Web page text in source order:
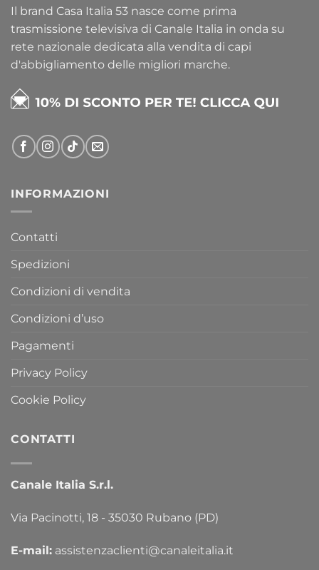
Il brand Casa Italia 53 nasce come prima
trasmissione televisiva di Canale Italia in onda su
rete nazionale dedicata alla vendita di capi
d'abbigliamento delle migliori marche.
INFORMAZIONI
Contatti
Spedizioni
Condizioni di vendita
Condizioni d’uso
Pagamenti
Privacy Policy
Cookie Policy
CONTATTI
Canale Italia S.r.l.
Via Pacinotti, 18 - 35030 Rubano (PD)
E-mail: assistenzaclienti@canaleitalia.it